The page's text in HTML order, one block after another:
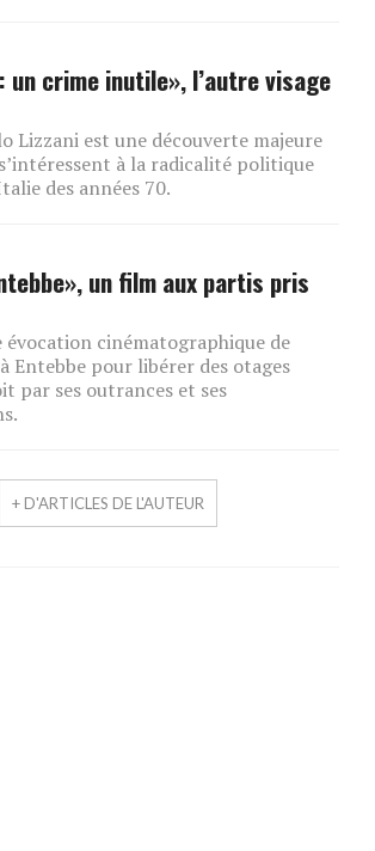
un crime inutile», l’autre visage
Lizzani est une découverte majeure
à la radicalité politique
des années 70.
un film aux partis pris
évocation cinématographique de
Entebbe pour libérer des otages
par ses outrances et ses
+ D'ARTICLES DE L'AUTEUR